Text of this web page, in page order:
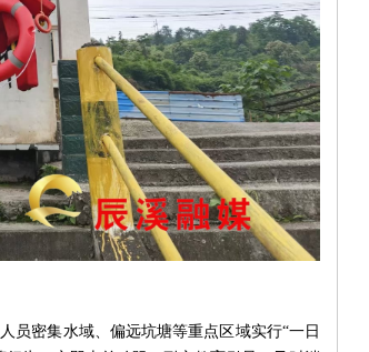
员密集水域、偏远坑塘等重点区域实行“一日